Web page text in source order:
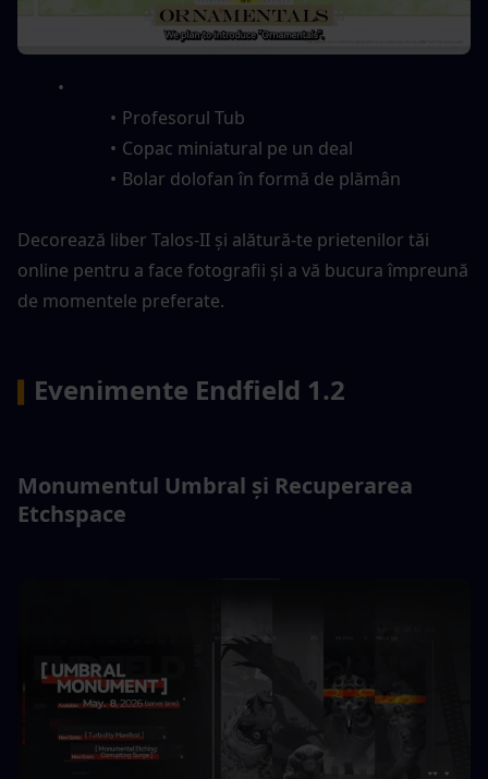
Profesorul Tub
Copac miniatural pe un deal
Bolar dolofan în formă de plămân
Decorează liber Talos-II și alătură-te prietenilor tăi
online pentru a face fotografii și a vă bucura împreună
de momentele preferate.
Evenimente Endfield 1.2
Monumentul Umbral și Recuperarea
Etchspace